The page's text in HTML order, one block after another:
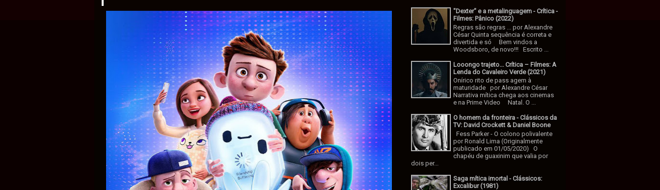
"Dexter" e a metalinguagem - Crítica -
Filmes: Pânico (2022)
Regras são regras ... por Alexandre
César Quinta sequência é correta e
divertida e só Bem vindos a
Woodsboro, de novo!!! Escrito ...
Looongo trajeto... Crítica – Filmes: A
Lenda do Cavaleiro Verde (2021)
Onírico rito de pass agem à
maturidade por Alexandre César
Narrativa mítica chega aos cinemas
e na Prime Video Natal. O ...
O homem da fronteira - Clássicos da
TV: David Crockett & Daniel Boone
Fess Parker - O colono polivalente
por Ronald Lima (Originalmente
publicado em 01/05/2020) O
chapéu de guaxinim que valia por
dois per...
Saga mítica imortal - Clássicos:
Excalibur (1981)